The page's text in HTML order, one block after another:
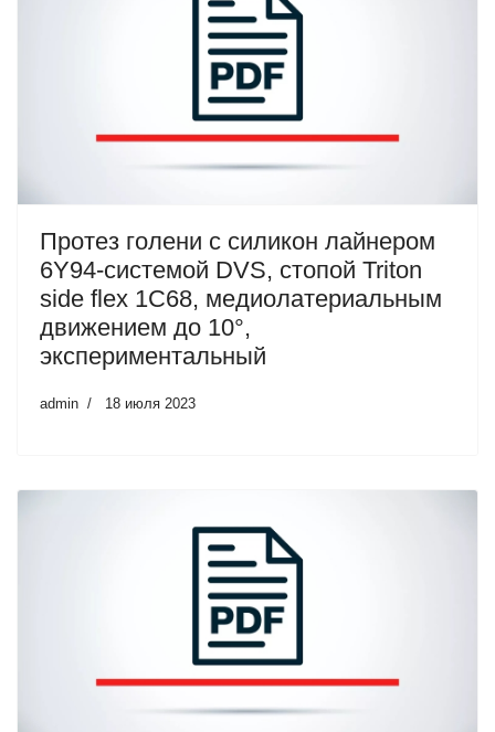
Протез голени с силикон лайнером
6Y94-системой DVS, стопой Triton
side flex 1C68, медиолатериальным
движением до 10°,
экспериментальный
admin 18 июля 2023